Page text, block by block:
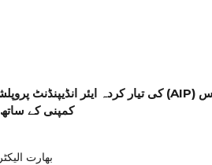
کمپنی کے
بھارت